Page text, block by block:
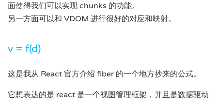
面使得我们可以实现 chunks 的功能。
另一方面可以和 VDOM 进行很好的对应和映射。
v = f(d)
这是我从 React 官方介绍 fiber 的一个地方抄来的公式。
它想表达的是 react 是一个视图管理框架，并且是数据驱动